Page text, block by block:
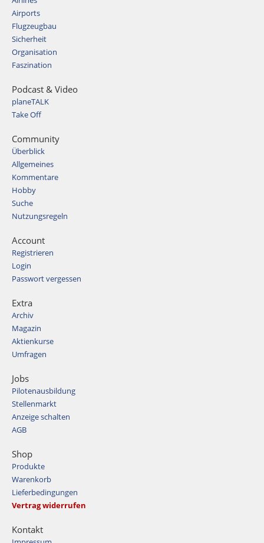
Airports
Flugzeugbau
Sicherheit
Organisation
Faszination
Podcast & Video
planeTALK
Take Off
Community
Überblick
Allgemeines
Kommentare
Hobby
Suche
Nutzungsregeln
Account
Registrieren
Login
Passwort vergessen
Extra
Archiv
Magazin
Aktienkurse
Umfragen
Jobs
Pilotenausbildung
Stellenmarkt
Anzeige schalten
AGB
Shop
Produkte
Warenkorb
Lieferbedingungen
Vertrag widerrufen
Kontakt